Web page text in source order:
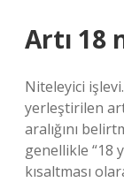
Artı 18
Niteleyici
yerleştirilen
aralığını
genellikle “18
kısaltması